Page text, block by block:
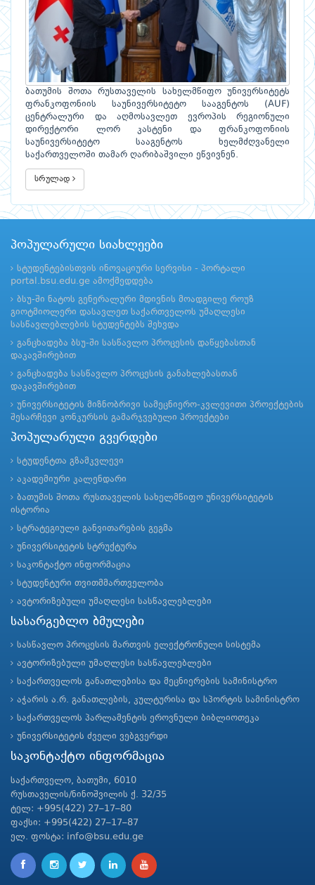
ბათუმის შოთა რუსთაველის სახელმწიფო უნივერსიტეტს
ფრანკოფონიის საუნივერსიტეტო სააგენტოს (AUF)
ცენტრალური და აღმოსავლეთ ევროპის რეგიონული
დირექტორი ლორ კასტენი და ფრანკოფონიის
საუნივერსიტეტო სააგენტოს ხელმძღვანელი
საქართველოში თამარ ღარიბაშვილი ეწვივნენ.
სრულად
პოპულარული სიახლეები
სტუდენტებისთვის ინოვაციური სერვისი - პორტალი
portal.bsu.edu.ge ამოქმედდება
ბსუ-ში ნატოს გენერალური მდივნის მოადგილე როუზ
გიოტმიოლერი დასავლეთ საქართველოს უმაღლესი
სასწავლებლების სტუდენტებს შეხვდა
განცხადება ბსუ-ში სასწავლო პროცესის დაწყებასთან
დაკავშირებით
განცხადება სასწავლო პროცესის განახლებასთან
დაკავშირებით
უნივერსიტეტის მიზნობრივი სამეცნიერო-კვლევითი პროექტების
შესარჩევი კონკურსის გამარჯვებული პროექტები
პოპულარული გვერდები
სტუდენტთა გზამკვლევი
აკადემიური კალენდარი
ბათუმის შოთა რუსთაველის სახელმწიფო უნივერსიტეტის
ისტორია
სტრატეგიული განვითარების გეგმა
უნივერსიტეტის სტრუქტურა
საკონტაქტო ინფორმაცია
სტუდენტური თვითმმართველობა
ავტორიზებული უმაღლესი სასწავლებლები
სასარგებლო ბმულები
სასწავლო პროცესის მართვის ელექტრონული სისტემა
ავტორიზებული უმაღლესი სასწავლებლები
საქართველოს განათლებისა და მეცნიერების სამინისტრო
აჭარის ა.რ. განათლების, კულტურისა და სპორტის სამინისტრო
საქართველოს პარლამენტის ეროვნული ბიბლიოთეკა
უნივერსიტეტის ძველი ვებგვერდი
საკონტაქტო ინფორმაცია
საქართველო, ბათუმი, 6010
რუსთაველის/ნინოშვილის ქ. 32/35
ტელ: +995(422) 27–17–80
ფაქსი: +995(422) 27–17–87
ელ. ფოსტა: info@bsu.edu.ge